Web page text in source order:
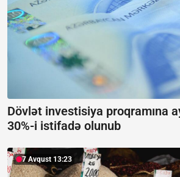
Dövlət investisiya proqramına
30%-i istifadə olunub
7 Avqust 13:23